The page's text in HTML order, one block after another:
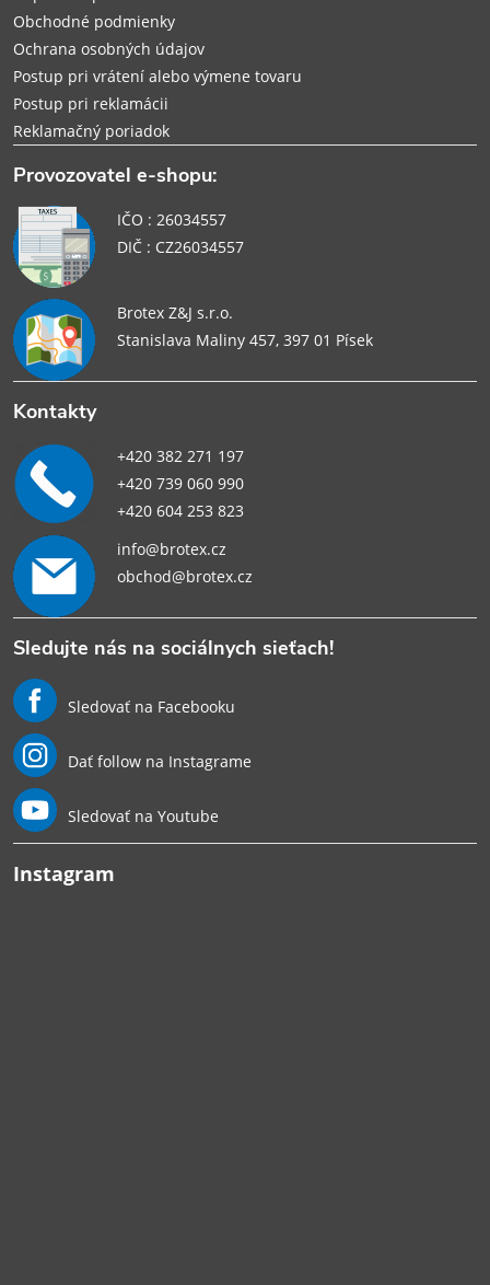
Obchodné podmienky
Ochrana osobných údajov
Postup pri vrátení alebo výmene tovaru
Postup pri reklamácii
Reklamačný poriadok
Provozovatel e-shopu:
IČO : 26034557
DIČ : CZ26034557
Brotex Z&J s.r.o.
Stanislava Maliny 457, 397 01 Písek
Kontakty
+420 382 271 197
+420 739 060 990
+420 604 253 823
info@brotex.cz
obchod@brotex.cz
Sledujte nás na sociálnych sieťach!
Sledovať na Facebooku
Dať follow na Instagrame
Sledovať na Youtube
Instagram